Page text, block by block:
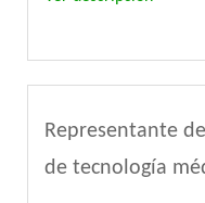
Representante
de tecnología